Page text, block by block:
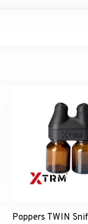
Poppers TWIN